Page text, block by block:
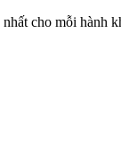
cho mỗi hành